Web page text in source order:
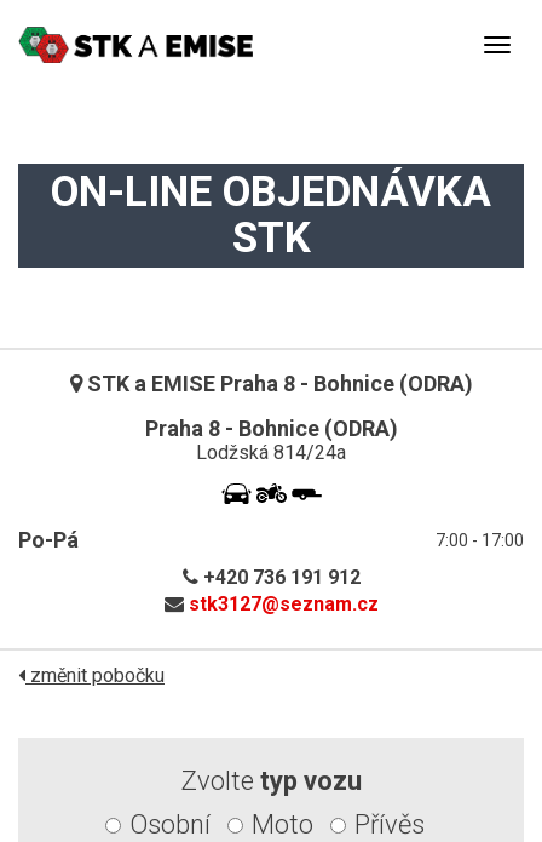
ON-LINE OBJEDNÁVKA
STK
STK a EMISE Praha 8 - Bohnice (ODRA)
Praha 8 - Bohnice (ODRA)
Lodžská 814/24a
Po-Pá 7:00 - 17:00
+420 736 191 912
stk3127@seznam.cz
změnit pobočku
Zvolte typ vozu
Osobní
Moto
Přívěs